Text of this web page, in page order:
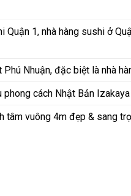
Quận 1, nhà hàng sushi ở
Phú Nhuận, đặc biệt là nhà
phong cách Nhật Bản
tâm vuông 4m đẹp & sang